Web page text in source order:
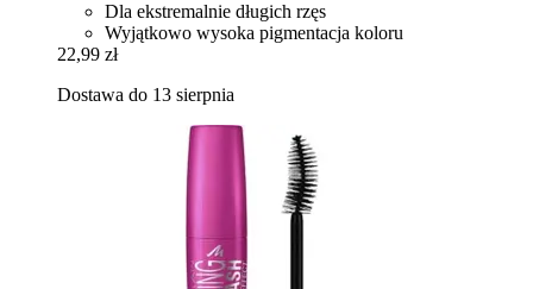
Dla ekstremalnie długich rzęs
Wyjątkowo wysoka pigmentacja koloru
22,99 zł
Dostawa do 13 sierpnia